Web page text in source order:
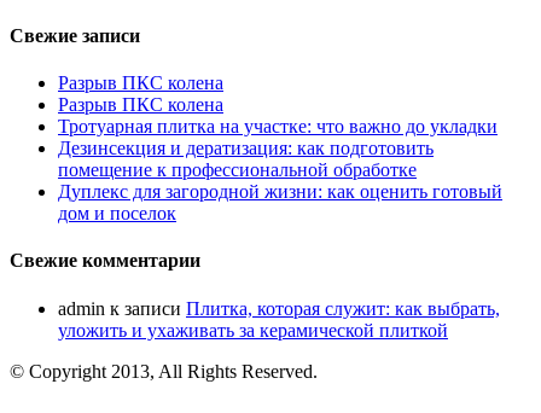
Свежие записи
Разрыв ПКС колена
Разрыв ПКС колена
Тротуарная плитка на участке: что важно до укладки
Дезинсекция и дератизация: как подготовить
помещение к профессиональной обработке
Дуплекс для загородной жизни: как оценить готовый
дом и поселок
Свежие комментарии
admin к записи Плитка, которая служит: как выбрать,
уложить и ухаживать за керамической плиткой
© Copyright 2013, All Rights Reserved.